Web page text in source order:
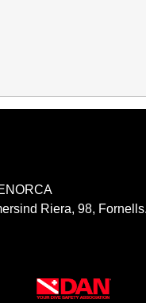
Riera, 98, Fornells.